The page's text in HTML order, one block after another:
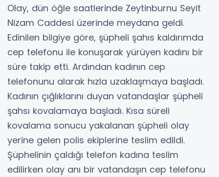
Olay, dün öğle saatlerinde Zeytinburnu Seyit
Nizam Caddesi üzerinde meydana geldi.
Edinilen bilgiye göre, şüpheli şahıs kaldırımda
cep telefonu ile konuşarak yürüyen kadını bir
süre takip etti. Ardından kadının cep
telefonunu alarak hızla uzaklaşmaya başladı.
Kadının çığlıklarını duyan vatandaşlar şüpheli
şahsı kovalamaya başladı. Kısa süreli
kovalama sonucu yakalanan şüpheli olay
yerine gelen polis ekiplerine teslim edildi.
Şüphelinin çaldığı telefon kadına teslim
edilirken olay anı bir vatandaşın cep telefonu